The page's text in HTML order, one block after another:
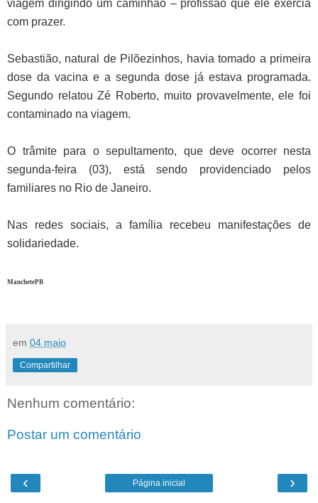
viagem dirigindo um caminhão – profissão que ele exercia
com prazer.
Sebastião, natural de Pilõezinhos, havia tomado a primeira
dose da vacina e a segunda dose já estava programada.
Segundo relatou Zé Roberto, muito provavelmente, ele foi
contaminado na viagem.
O trâmite para o sepultamento, que deve ocorrer nesta
segunda-feira (03), está sendo providenciado pelos
familiares no Rio de Janeiro.
Nas redes sociais, a família recebeu manifestações de
solidariedade.
ManchetePB
em 04 maio
Compartilhar
Nenhum comentário:
Postar um comentário
‹ ›
Página inicial